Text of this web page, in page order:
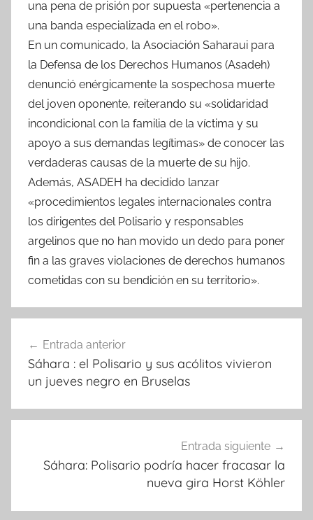
una pena de prisión por supuesta «pertenencia a
una banda especializada en el robo».
En un comunicado, la Asociación Saharaui para
la Defensa de los Derechos Humanos (Asadeh)
denunció enérgicamente la sospechosa muerte
del joven oponente, reiterando su «solidaridad
incondicional con la familia de la víctima y su
apoyo a sus demandas legítimas» de conocer las
verdaderas causas de la muerte de su hijo.
Además, ASADEH ha decidido lanzar
«procedimientos legales internacionales contra
los dirigentes del Polisario y responsables
argelinos que no han movido un dedo para poner
fin a las graves violaciones de derechos humanos
cometidas con su bendición en su territorio».
de
entradas
Entrada anterior
Sáhara : el Polisario y sus acólitos vivieron
un jueves negro en Bruselas
Entrada siguiente
Sáhara: Polisario podría hacer fracasar la
nueva gira Horst Köhler